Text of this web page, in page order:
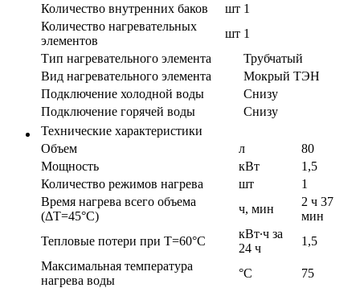
Количество внутренних баков шт 1
Количество нагревательных
элементов
шт 1
Тип нагревательного элемента
Трубчатый
Вид нагревательного элемента
Мокрый ТЭН
Подключение холодной воды
Снизу
Подключение горячей воды
Снизу
Технические характеристики
Объем
л
80
Мощность
кВт
1,5
Количество режимов нагрева
шт
1
Время нагрева всего объема
(ΔT=45°С)
ч, мин
2 ч 37
мин
Тепловые потери при T=60°С
кВт∙ч за
24 ч
1,5
Максимальная температура
нагрева воды
°С
75